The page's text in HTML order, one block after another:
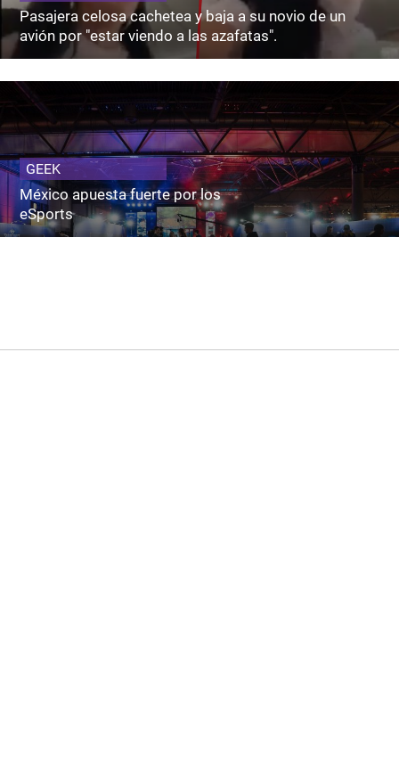
Pasajera celosa cachetea y baja a su novio de un
avión por "estar viendo a las azafatas".
GEEK
México apuesta fuerte por los
eSports